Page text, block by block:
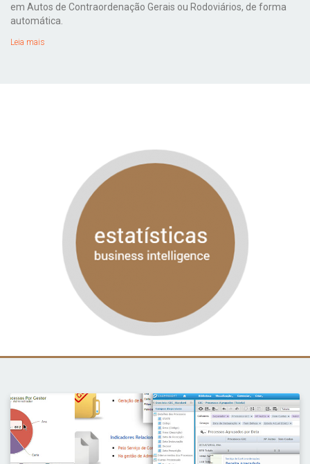
em Autos de Contraordenação Gerais ou Rodoviários, de forma
automática.
Leia mais